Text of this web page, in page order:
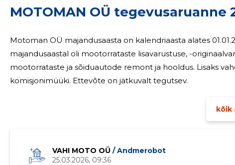
MOTOMAN OÜ tegevusaruanne
Motoman OÜ majandusaasta on kalendriaasta alates 01.01.2025-31.12.2025.
majandusaastal oli mootorrataste lisavarustuse, -
mootorrataste ja sõiduautode remont ja hooldus. Lisaks
komisjonimüüki. Ettevõte on jätkuvalt tegutsev.
kõik
VAHI MOTO OÜ / Andmerobot
25.03.2026, 09:36